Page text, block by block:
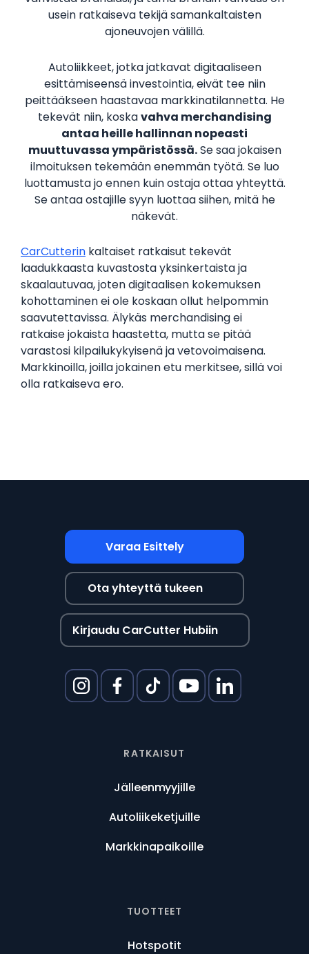
usein ratkaiseva tekijä samankaltaisten
ajoneuvojen välillä.
Autoliikkeet, jotka jatkavat digitaaliseen
esittämiseensä investointia, eivät tee niin
peittääkseen haastavaa markkinatilannetta. He
tekevät niin, koskavahva merchandising
antaa heille hallinnan nopeasti
muuttuvassa ympäristössä.Se saa jokaisen
ilmoituksen tekemään enemmän työtä. Se luo
luottamusta jo ennen kuin ostaja ottaa yhteyttä.
Se antaa ostajille syyn luottaa siihen, mitä he
näkevät.
CarCutterin kaltaiset ratkaisut tekevät
laadukkaasta kuvastosta yksinkertaista ja
skaalautuvaa, joten digitaalisen kokemuksen
kohottaminen ei ole koskaan ollut helpommin
saavutettavissa. Älykäs merchandising ei
ratkaise jokaista haastetta, mutta se pitää
varastosi kilpailukykyisenä ja vetovoimaisena.
Markkinoilla, joilla jokainen etu merkitsee, sillä voi
olla ratkaiseva ero.
RATKAISUT
Jälleenmyyjille
Autoliikeketjuille
Markkinapaikoille
TUOTTEET
Hotspotit
Varaa Esittely
Ota yhteyttä tukeen
Kirjaudu CarCutter Hubiin